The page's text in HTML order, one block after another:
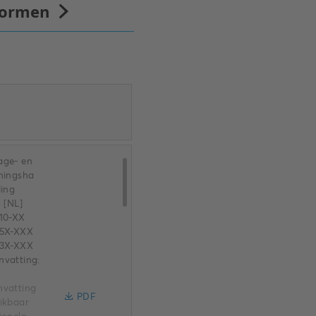
en
[NL]
XX
XXX
XXX
PDF